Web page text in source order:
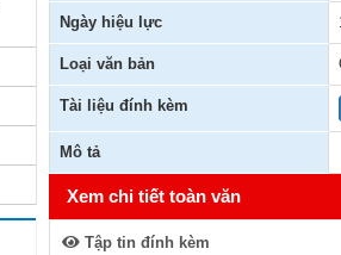
Ngày hiệu lực
Loại văn bản
Tài liệu đính kèm
Mô tả
Xem chi tiết toàn văn
Tập tin đính kèm